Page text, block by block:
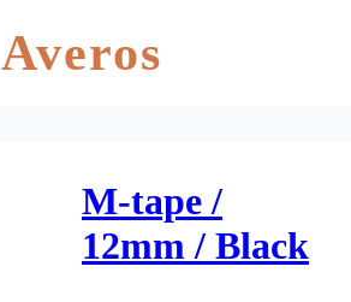
Averos
M-tape /
12mm / Black